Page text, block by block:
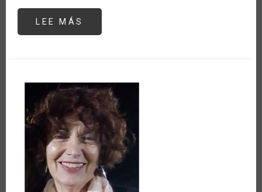
LEE MÁS
Y
EL
COVID-
19:
PRIMERA
REUNIÓN
DE
EXPERTOS